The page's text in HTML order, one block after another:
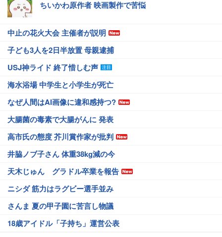
ちいかわ原作者 映画製作で苦悩
中止の花火大会 主催者が説明
子ども3人を2日半放置 母親逮捕
USJ神ライド 終了惜しむ声
海水浴場 中学生と小学生が死亡
なぜ人間はAI画像に違和感持つ?
大腸菌の毒素で大腸がんに 発表
高市氏の態度 芥川賞作家が批判
井脇ノブ子さん 体重38kg減の今
天木じゅん グラドル卒業を報告
ニシダ 筋力はラグビー選手並み
さんま 夏の甲子園に苦言し物議
18歳アイドル「子持ち」運営公表